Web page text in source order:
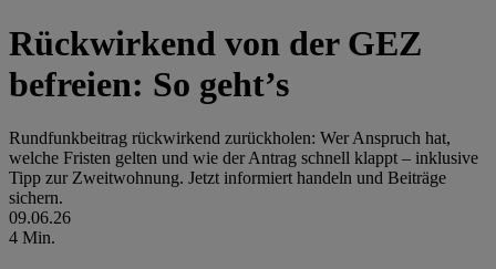
Rückwirkend von der GEZ
befreien: So geht’s
Rundfunkbeitrag rückwirkend zurückholen: Wer Anspruch hat,
welche Fristen gelten und wie der Antrag schnell klappt – inklusive
Tipp zur Zweitwohnung. Jetzt informiert handeln und Beiträge
sichern.
09.06.26
4 Min.